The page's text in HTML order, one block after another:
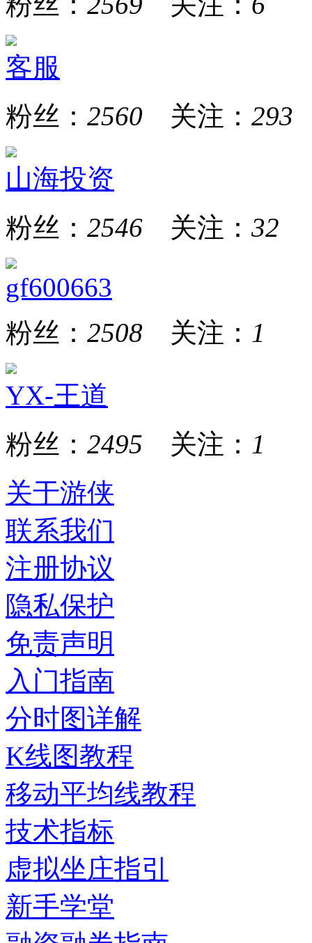
客服
粉丝： 2560 关注： 293
山海投资
粉丝： 2546 关注： 32
gf600663
粉丝： 2508 关注： 1
YX-王道
粉丝： 2495 关注： 1
关于游侠
联系我们
注册协议
隐私保护
免责声明
入门指南
分时图详解
K线图教程
移动平均线教程
技术指标
虚拟坐庄指引
新手学堂